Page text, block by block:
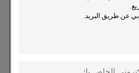
متعدد الطبقات المواد الهيدروليكية